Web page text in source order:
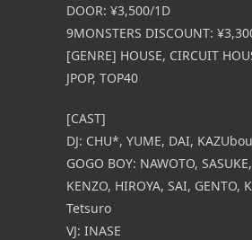
DOOR: ¥3,500/1D
9MONSTERS DISCOUNT:
[GENRE] HOUSE, CIRCUIT
JPOP, TOP40
[CAST]
DJ: CHU*, YUME, DAI,
GOGO BOY: NAWOTO,
KENZO, HIROYA, SAI, GENTO,
Tetsuro
VJ: INASE